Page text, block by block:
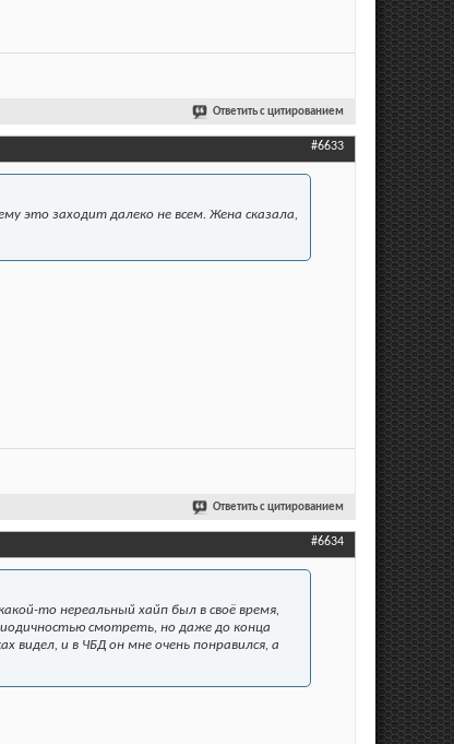
Ответить с цитированием
#6633
это заходит далеко не всем. Жена сказала,
Ответить с цитированием
#6634
то нереальный хайп был в своё время,
смотреть, но даже до конца
видел, и в ЧБД он мне очень понравился, а